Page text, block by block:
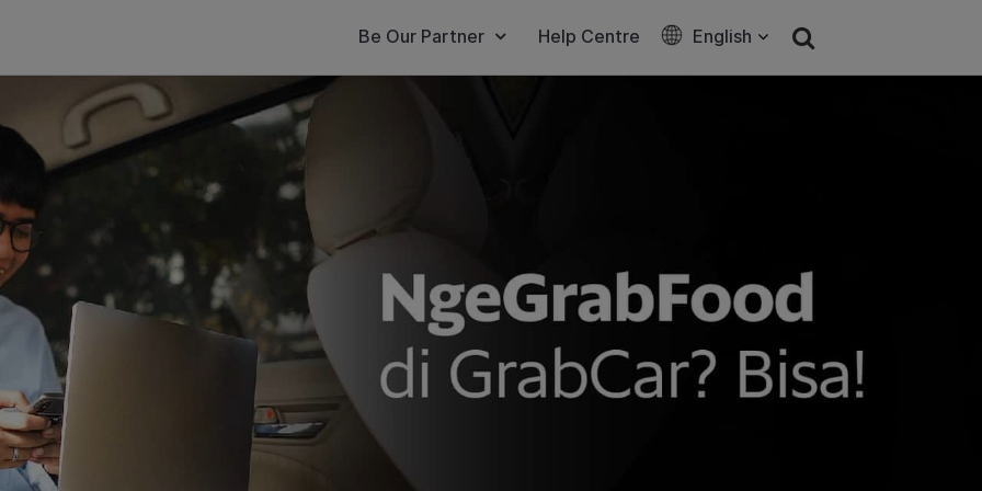
Be Our Partner Help Centre English